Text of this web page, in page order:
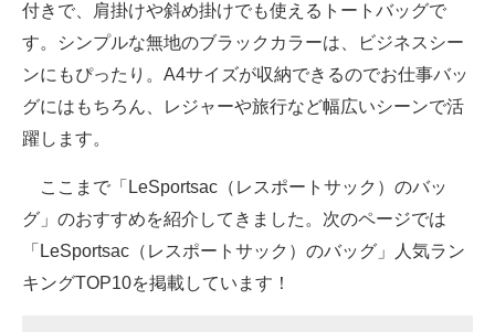
付きで、肩掛けや斜め掛けでも使えるトートバッグで
す。シンプルな無地のブラックカラーは、ビジネスシー
ンにもぴったり。A4サイズが収納できるのでお仕事バッ
グにはもちろん、レジャーや旅行など幅広いシーンで活
躍します。
ここまで「LeSportsac（レスポートサック）のバッ
グ」のおすすめを紹介してきました。次のページでは
「LeSportsac（レスポートサック）のバッグ」人気ラン
キングTOP10を掲載しています！